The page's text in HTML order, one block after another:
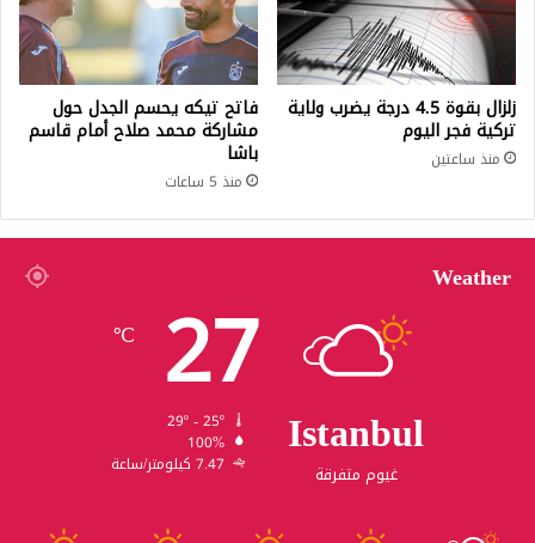
زلزال بقوة 4.5 درجة يضرب ولاية
تركية فجر اليوم
منذ ساعتين
فاتح تيكه يحسم الجدل حول
مشاركة محمد صلاح أمام قاسم
باشا
منذ 5 ساعات
Weather
Istanbul
غيوم متفرقة
27
℃
100%
7.47 كيلومتر/ساعة